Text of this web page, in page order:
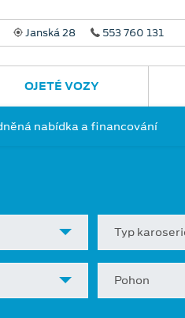
Janská 28 553 760 131
nabídka a financování
OJETÉ VOZY
Typ
Pohon